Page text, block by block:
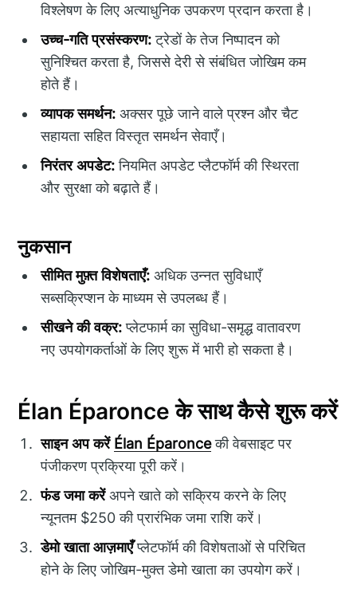
विश्लेषण के लिए अत्याधुनिक उपकरण प्रदान करता है।
उच्च-गति प्रसंस्करण:ट्रेडों के तेज निष्पादन को
सुनिश्चित करता है, जिससे देरी से संबंधित जोखिम कम
होते हैं।
व्यापक समर्थन: अक्सर पूछे जाने वाले प्रश्न और चैट
सहायता सहित विस्तृत समर्थन सेवाएँ।
निरंतर अपडेट:नियमित अपडेट प्लैटफॉर्म की स्थिरता
और सुरक्षा को बढ़ाते हैं।
नुकसान
सीमित मुफ़्त विशेषताएँ: अधिक उन्नत सुविधाएँ
सब्सक्रिप्शन के माध्यम से उपलब्ध हैं।
सीखने की वक्र:प्लेटफार्म का सुविधा-समृद्ध वातावरण
नए उपयोगकर्ताओं के लिए शुरू में भारी हो सकता है।
Élan Éparonce के साथ कैसे शुरू करें
साइन अप करें Élan Éparonceकी वेबसाइट पर
पंजीकरण प्रक्रिया पूरी करें।
फंड जमा करेंअपने खाते को सक्रिय करने के लिए
न्यूनतम $250 की प्रारंभिक जमा राशि करें।
डेमो खाता आज़माएँप्लेटफॉर्म की विशेषताओं से परिचित
होने के लिए जोखिम-मुक्त डेमो खाता का उपयोग करें।